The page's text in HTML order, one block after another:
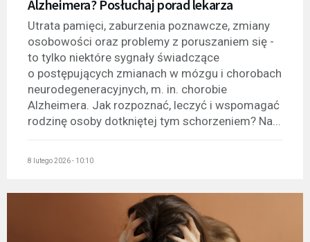
Alzheimera? Posłuchaj porad lekarza
Utrata pamięci, zaburzenia poznawcze, zmiany
osobowości oraz problemy z poruszaniem się -
to tylko niektóre sygnały świadczące
o postępujących zmianach w mózgu i chorobach
neurodegeneracyjnych, m. in. chorobie
Alzheimera. Jak rozpoznać, leczyć i wspomagać
rodzinę osoby dotkniętej tym schorzeniem? Na...
8 lutego 2026 - 10:10